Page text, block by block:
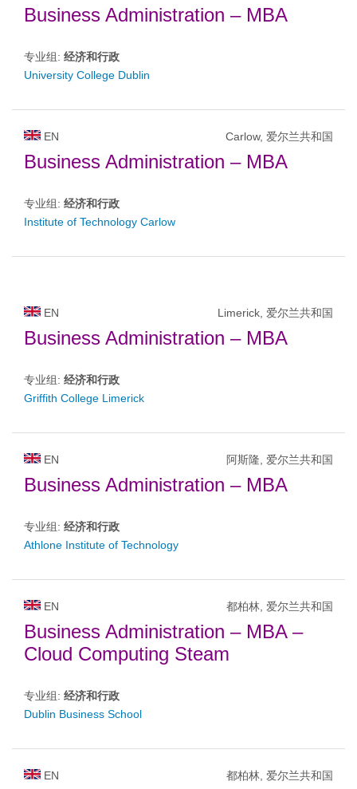
Business Administration – MBA
专业组: 经济和行政
University College Dublin
EN Carlow, 爱尔兰共和国
Business Administration – MBA
专业组: 经济和行政
Institute of Technology Carlow
EN Limerick, 爱尔兰共和国
Business Administration – MBA
专业组: 经济和行政
Griffith College Limerick
EN 阿斯隆, 爱尔兰共和国
Business Administration – MBA
专业组: 经济和行政
Athlone Institute of Technology
EN 都柏林, 爱尔兰共和国
Business Administration – MBA –
Cloud Computing Steam
专业组: 经济和行政
Dublin Business School
EN 都柏林, 爱尔兰共和国